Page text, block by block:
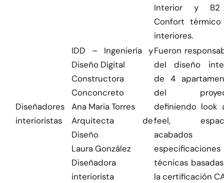
Interior y
Confort
interiores.
Diseñadores
interioristas
IDD – Ingeniería y
Diseño Digital
Constructora
Conconcreto
Ana Maria Torres
Arquitecta de
Diseño
Laura González
Diseñadora
interiorista
Fueron
del diseño
de 4
del
definiendo look
feel,
especificaciones
técnicas
la certificación